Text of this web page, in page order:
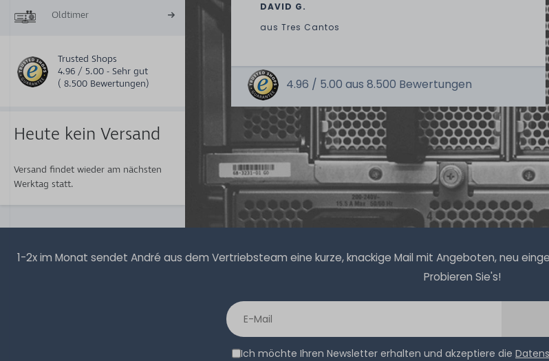
Oldtimer
Trusted Shops
4.96 / 5.00 - Sehr gut
( 8.500 Bewertungen)
Heute kein Versand
Versand findet wieder am nächsten
Werktag statt.
DAVID G.
aus Tres Cantos
4.96 / 5.00 aus 8.500 Bewertungen
1-2x im Monat sendet André aus dem Vertriebsteam eine kurze, knackige Mail mit Angeboten, neu
Probieren Sie's!
Ich möchte Ihren Newsletter erhalten und akzeptiere die